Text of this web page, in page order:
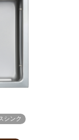
シンク